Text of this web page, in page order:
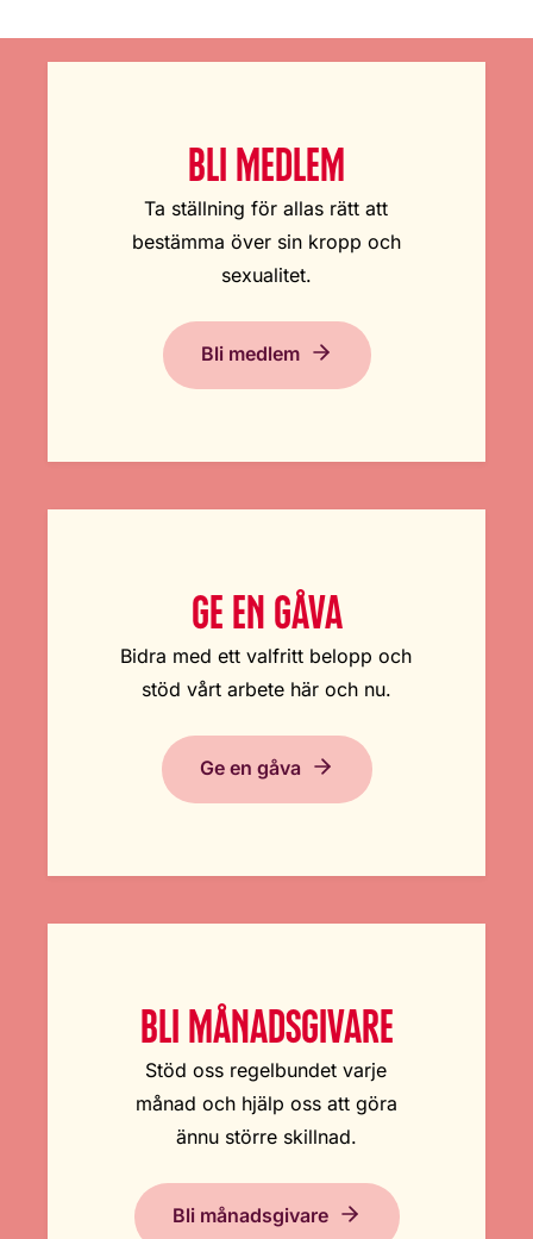
BLI MEDLEM
Ta ställning för allas rätt att
bestämma över sin kropp och
sexualitet.
Bli medlem
GE EN GÅVA
Bidra med ett valfritt belopp och
stöd vårt arbete här och nu.
Ge en gåva
BLI MÅNADSGIVARE
Stöd oss regelbundet varje
månad och hjälp oss att göra
ännu större skillnad.
Bli månadsgivare